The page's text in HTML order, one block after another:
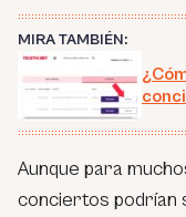
MIRA TAMBIÉN:
Aunque para
conciertos podrían